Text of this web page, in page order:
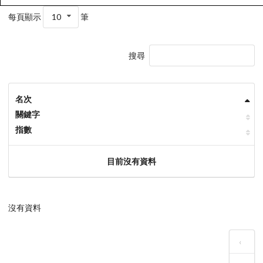
每頁顯示 10 筆
搜尋
名次
關鍵字
指數
目前沒有資料
沒有資料
‹